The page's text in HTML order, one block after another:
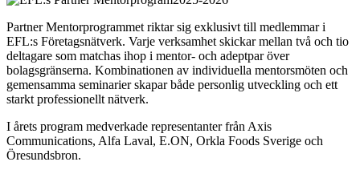
Partner Mentorprogrammet riktar sig exklusivt till medlemmar i
EFL:s Företagsnätverk. Varje verksamhet skickar mellan två och tio
deltagare som matchas ihop i mentor- och adeptpar över
bolagsgränserna. Kombinationen av individuella mentorsmöten och
gemensamma seminarier skapar både personlig utveckling och ett
starkt professionellt nätverk.
I årets program medverkade representanter från Axis
Communications, Alfa Laval, E.ON, Orkla Foods Sverige och
Öresundsbron.